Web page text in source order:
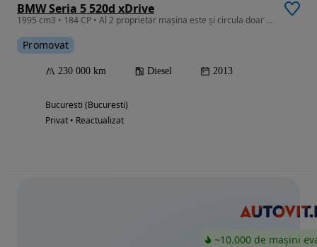
BMW Seria 5 520d xDrive
1995 cm3 • 184 CP • Al 2 proprietar mașina este și circula doar în Germania
Promovat
230 000 km Diesel 2013
Bucuresti (Bucuresti)
Privat • Reactualizat
~10.000 de mașini